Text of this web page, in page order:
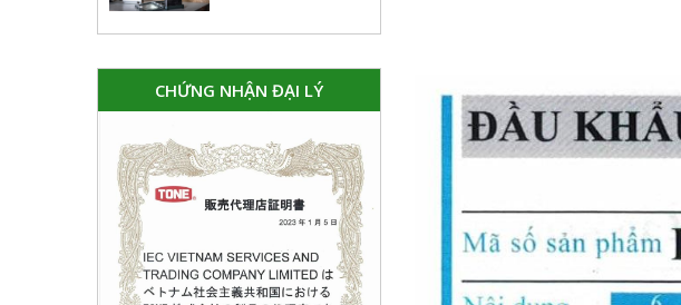
CHỨNG NHẬN ĐẠI LÝ